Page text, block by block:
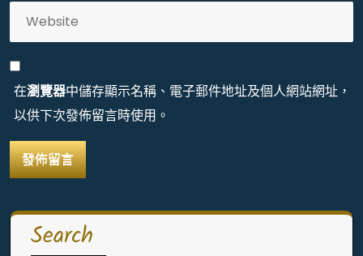
在瀏覽器中儲存顯示名稱、電子郵件地址及個人網站網址，
以供下次發佈留言時使用。
Search